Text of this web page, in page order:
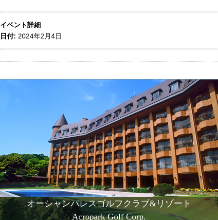
イベント詳細
日付: 2024年2月4日
オーシャンパレスゴルフクラブ&リゾート
Acropark Golf Corp.